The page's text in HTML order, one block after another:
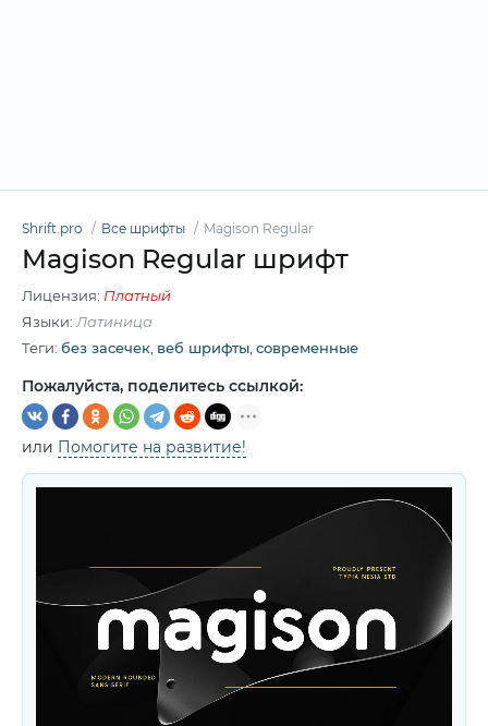
Shrift.pro Все шрифты Magison Regular
Magison Regular шрифт
Лицензия: Платный
Языки: Латиница
Теги: без засечек веб шрифты современные
Пожалуйста, поделитесь ссылкой:
или Помогите на развитие!